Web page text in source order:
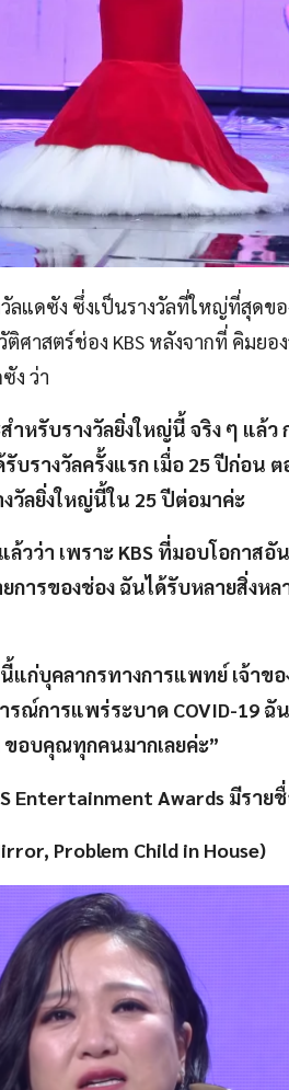
ลแดซัง ซึ่งเป็นรางวัลที่ใหญ่ที่สุดข
ศาสตร์ช่อง KBS หลังจากที่ คิมยอ
ง ว่า
ำหรับรางวัลยิ่งใหญ่นี้ จริง ๆ แ
บรางวัลครั้งแรก เมื่อ 25 ปีก่อน
วัลยิ่งใหญ่นี้ใน 25 ปีต่อมาค่ะ
วว่า เพราะ KBS ที่มอบโอกาส
การของช่อง ฉันได้รับหลายสิ่งห
ก่บุคลากรทางการแพทย์ เจ้าข
ณ์การแพร่ระบาด COVID-19 ฉั
ขอบคุณทุกคนมากเลยค่ะ”
Entertainment Awards มีราย
Problem Child in House)